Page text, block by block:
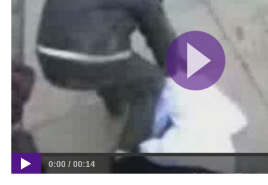
0:00 / 00:14